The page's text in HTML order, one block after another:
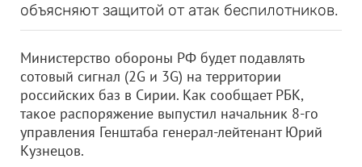
объясняют защитой от атак беспилотников.
Министерство обороны РФ будет подавлять
сотовый сигнал (2G и 3G) на территории
российских баз в Сирии. Как сообщает РБК,
такое распоряжение выпустил начальник 8-го
управления Генштаба генерал-лейтенант Юрий
Кузнецов.